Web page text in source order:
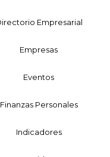
Empresarial
Empresas
Eventos
Finanzas Personales
Indicadores